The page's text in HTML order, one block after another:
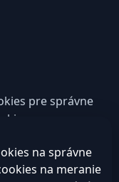
pre správne
na
na správne
na meranie